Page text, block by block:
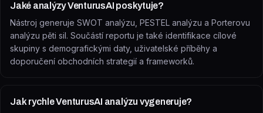
Jaké analýzy VenturusAI poskytuje?
Nástroj generuje SWOT analýzu, PESTEL analýzu a Porterovu
analýzu pěti sil. Součástí reportu je také identifikace cílové
skupiny s demografickými daty, uživatelské příběhy a
doporučení obchodních strategií a frameworků.
Jak rychle VenturusAI analýzu vygeneruje?